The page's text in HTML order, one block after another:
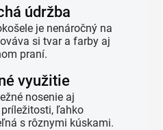
údržba
je nenáročný na
si tvar a farby aj
praní.
využitie
nosenie aj
ľahko
s rôznymi kúskami.